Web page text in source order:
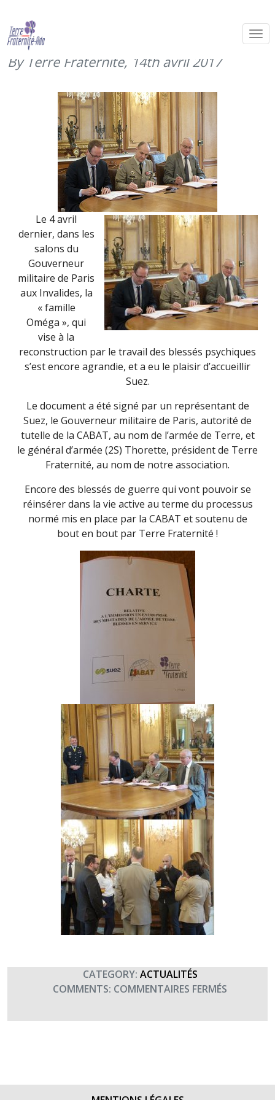
Signature d’une convention Oméga
avec Suez (4 avril 2017)
By Terre Fraternité, 14th avril 2017
Le 4 avril
dernier, dans les
salons du
Gouverneur
militaire de Paris
aux Invalides, la
« famille
Oméga », qui
vise à la
reconstruction par le travail des blessés psychiques
s’est encore agrandie, et a eu le plaisir d’accueillir
Suez.
Le document a été signé par un représentant de
Suez, le Gouverneur militaire de Paris, autorité de
tutelle de la CABAT, au nom de l’armée de Terre, et
le général d’armée (2S) Thorette, président de Terre
Fraternité, au nom de notre association.
Encore des blessés de guerre qui vont pouvoir se
réinsérer dans la vie active au terme du processus
normé mis en place par la CABAT et soutenu de
bout en bout par Terre Fraternité !
CATEGORY: ACTUALITÉS
COMMENTS: COMMENTAIRES FERMÉS
D’UNE